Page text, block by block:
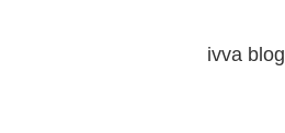
ivva blog